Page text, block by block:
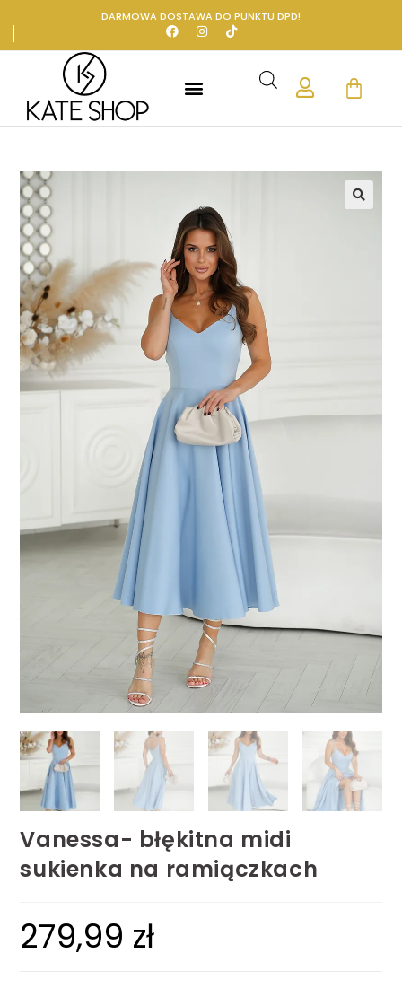
DARMOWA DOSTAWA DO PUNKTU DPD!
Vanessa- błękitna midi
sukienka na ramiączkach
279,99 zł